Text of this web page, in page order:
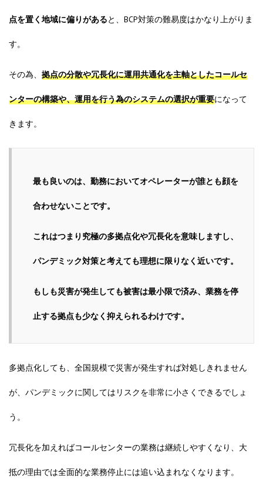
点を置く地域に偏りがあると、BCP対策の難易度はかなり上がりま
す。
その為、 拠点の分散や冗長化に運用共通化を主軸としたコールセ
ンターの構築や、運用を行う為のシステムの選択が重要になって
きます。
最も良いのは、勤務においてオペレーターが誰とも顔を
合わせないことです。
これはつまり 究極の多拠点化や冗長化を意味しますし、
パンデミック対策と考えても理想に限りなく近いです。
もしも災害が発生しても被害は最小限で済み、業務を停
止する拠点も少なく抑えられるわけです。
多拠点化しても、全国規模で災害が発生すれば対処しきれません
が、パンデミックに関してはリスクを非常に小さくできるでしょ
う。
冗長化を加えればコールセンターの業務は継続しやすくなり、大
抵の理由では全面的な業務停止には追い込まれなくなります。